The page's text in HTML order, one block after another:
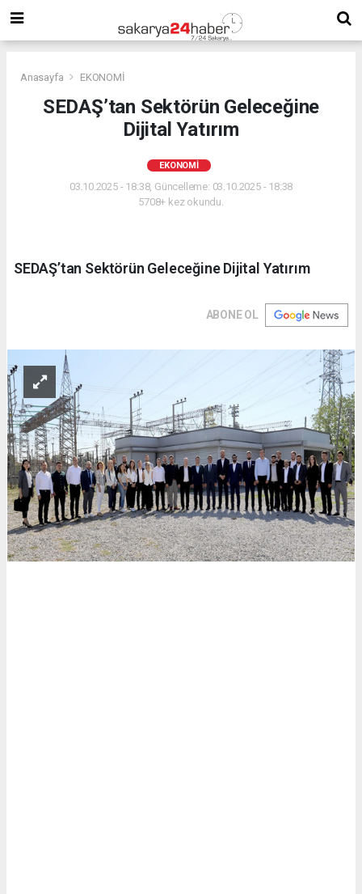
Anasayfa EKONOMİ
SEDAŞ’tan Sektörün Geleceğine
Dijital Yatırım
EKONOMİ
03.10.2025 - 18:38, Güncelleme: 03.10.2025 - 18:38
5708+ kez okundu.
SEDAŞ’tan Sektörün Geleceğine Dijital Yatırım
ABONE OL